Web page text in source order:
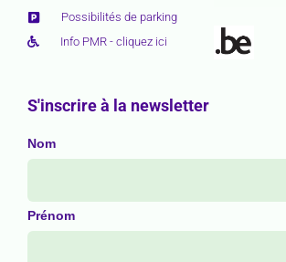
Possibilités de parking
Info PMR - cliquez ici
S'inscrire à la newsletter
Nom
Prénom